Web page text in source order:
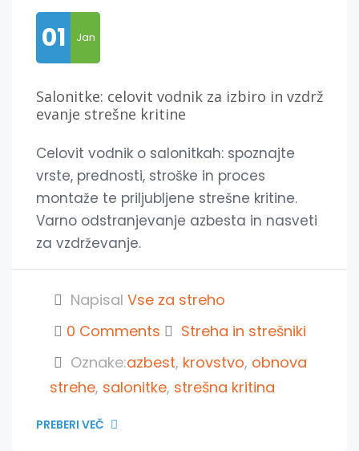
01 Jan
Salonitke: celovit vodnik za izbiro in vzdrž
evanje strešne kritine
Celovit vodnik o salonitkah: spoznajte
vrste, prednosti, stroške in proces
montaže te priljubljene strešne kritine.
Varno odstranjevanje azbesta in nasveti
za vzdrževanje.
Napisal Vse za streho
0 Comments
Streha in strešniki
Oznake:azbest, krovstvo, obnova
strehe, salonitke, strešna kritina
PREBERI VEČ